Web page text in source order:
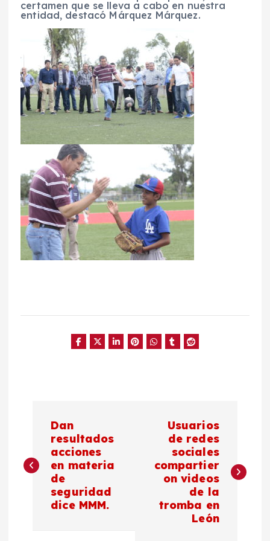
certamen que se lleva a cabo en nuestra
entidad, destacó Márquez Márquez.
v
Dan
resultados
acciones
en materia
de
seguridad
dice MMM.
Usuarios
de redes
sociales
compartier
on videos
de la
tromba en
León